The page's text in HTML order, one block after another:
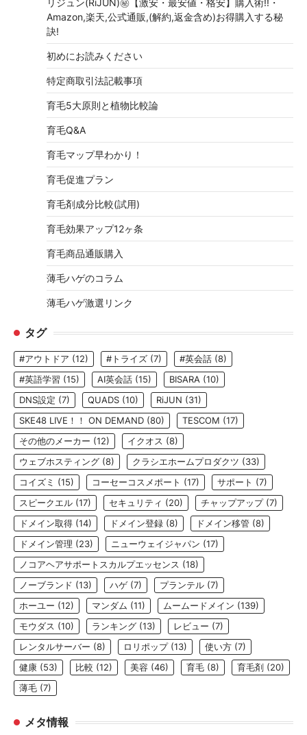
リジュン(RiJUN)㊙【激安・最安値・格安】購入術!!・
Amazon,楽天,公式通販,(解約,返金含め)お得購入する秘
訣!
初めにお読みください
特定商取引法記載事項
育毛5大原則と植物比較論
育毛Q&A
育毛マップ早わかり！
育毛促進プラン
育毛剤成分比較(試用)
育毛効果アップ12ヶ条
育毛商品通販購入
薄毛ハゲのコラム
薄毛ハゲ激選リンク
タグ
#アウトドア (12) #トライズ (7) #英会話 (8)
#英語学習 (15) AI英会話 (15) BISARA (10)
DNS設定 (7) QUADS (10) RiJUN (31)
SKE48 LIVE！！ ON DEMAND (80) TESCOM (17)
その他のメーカー (12) イクオス (8)
ウェブホスティング (8) クラシエホームプロダクツ (33)
コイズミ (15) コーセーコスメポート (17) サポート (7)
スピークエル (17) セキュリティ (20) チャップアップ(7)
ドメイン取得 (14) ドメイン登録 (8) ドメイン移管 (8)
ドメイン管理 (23) ニューウェイジャパン (17)
ノコアヘアサポートスカルプエッセンス (18)
ノーブランド (13) ハゲ (7) プランテル (7)
ホーユー (12) マンダム (11) ムームードメイン (139)
モウダス (10) ランキング (13) レビュー (7)
レンタルサーバー (8) ロリポップ(13) 使い方 (7)
健康 (53) 比較 (12) 美容 (46) 育毛 (8) 育毛剤 (20)
薄毛 (7)
メタ情報